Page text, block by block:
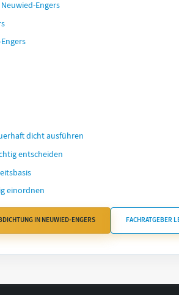
Engers
dicht ausführen
entscheiden
einordnen
IN NEUWIED-ENGERS FACHRATGEBER